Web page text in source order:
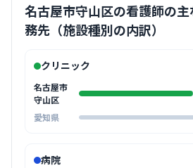
名古屋市守山区の看護師の
務先（施設種別の内訳）
クリニック
名古屋市
守山区
愛知県
病院